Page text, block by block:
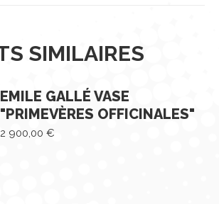
SIMILAIRES
EMILE GALLÉ VASE
"PRIMEVÈRES OFFICINALES"
2 900,00 €